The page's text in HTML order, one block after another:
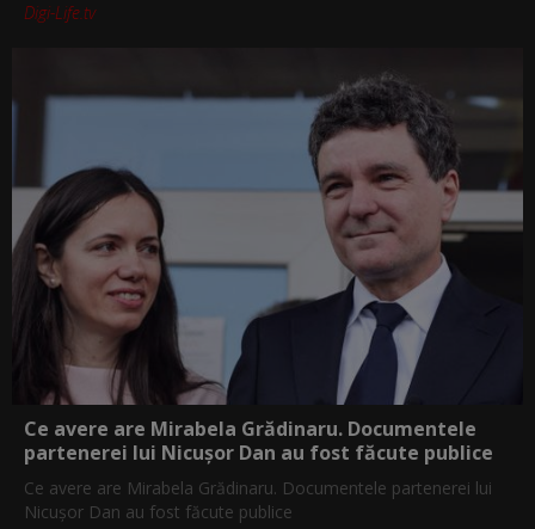
Digi-Life.tv
Ce avere are Mirabela Grădinaru. Documentele
partenerei lui Nicușor Dan au fost făcute publice
Ce avere are Mirabela Grădinaru. Documentele partenerei lui
Nicușor Dan au fost făcute publice